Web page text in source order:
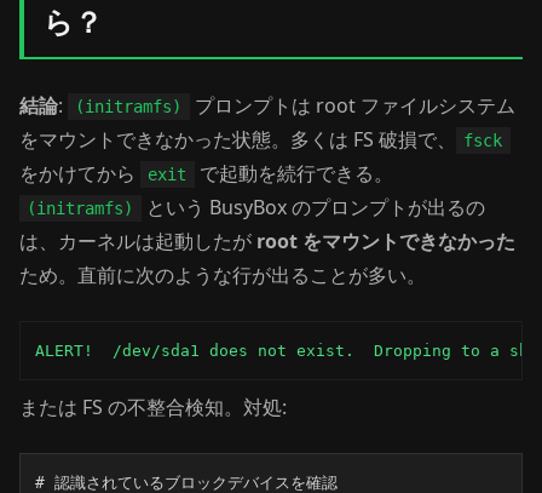
ら？
結論: (initramfs)
プロンプトは root ファイルシステム
をマウントできなかった状態。多くは FS 破損で、
fsck
をかけてから exit で起動を続行できる。
(initramfs)
という BusyBox のプロンプトが出るの
は、カーネルは起動したが root をマウントできなかった
ため。直前に次のような行が出ることが多い。
ALERT!  /dev/sda1 does not exist.  Dropping to a
または FS の不整合検知。対処:
# 認識されているブロックデバイスを確認